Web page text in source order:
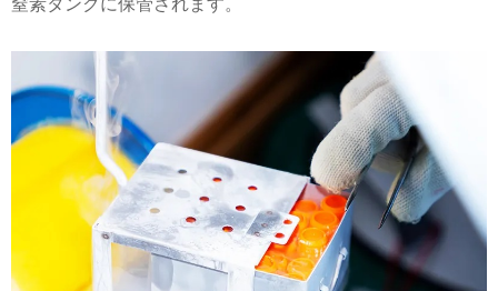
窒素タンクに保管されます。